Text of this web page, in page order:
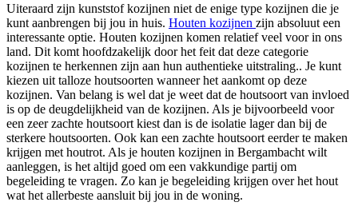
Uiteraard zijn kunststof kozijnen niet de enige type kozijnen die je
kunt aanbrengen bij jou in huis. Houten kozijnen zijn absoluut een
interessante optie. Houten kozijnen komen relatief veel voor in ons
land. Dit komt hoofdzakelijk door het feit dat deze categorie
kozijnen te herkennen zijn aan hun authentieke uitstraling.. Je kunt
kiezen uit talloze houtsoorten wanneer het aankomt op deze
kozijnen. Van belang is wel dat je weet dat de houtsoort van invloed
is op de deugdelijkheid van de kozijnen. Als je bijvoorbeeld voor
een zeer zachte houtsoort kiest dan is de isolatie lager dan bij de
sterkere houtsoorten. Ook kan een zachte houtsoort eerder te maken
krijgen met houtrot. Als je houten kozijnen in Bergambacht wilt
aanleggen, is het altijd goed om een vakkundige partij om
begeleiding te vragen. Zo kan je begeleiding krijgen over het hout
wat het allerbeste aansluit bij jou in de woning.